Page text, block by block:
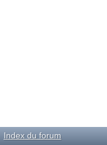
Index du forum